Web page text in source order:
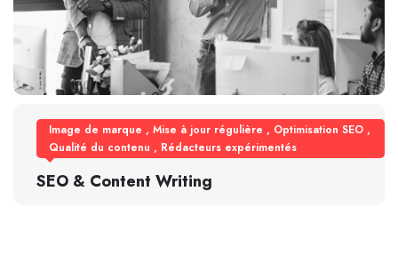
Image de marque , Mise à jour régulière , Optimisation SEO ,
Qualité du contenu , Rédacteurs expérimentés
SEO & Content Writing